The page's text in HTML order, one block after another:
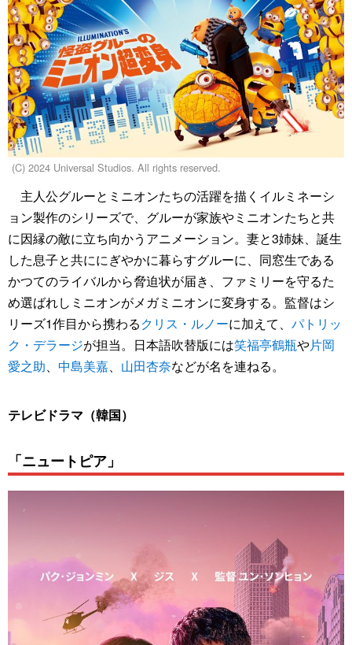
(C) 2024 Universal Studios. All rights reserved.
主人公グルーとミニオンたちの活躍を描くイルミネーシ
ョン製作のシリーズで、グルーが家族やミニオンたちと共
に因縁の敵に立ち向かうアニメーション。妻と3姉妹、誕生
した息子と共ににぎやかに暮らすグルーに、同窓生である
かつてのライバルから脅迫状が届き、ファミリーを守るた
め選ばれしミニオンがメガミニオンに変身する。監督はシ
リーズ1作目から携わるクリス・ルノーに加えて、 パトリッ
ク・デラージが担当。日本語吹替版には笑福亭鶴瓶や片岡
愛之助、 中島美嘉、 山田杏奈などが名を連ねる。
テレビドラマ（韓国）
「ニュートピア」